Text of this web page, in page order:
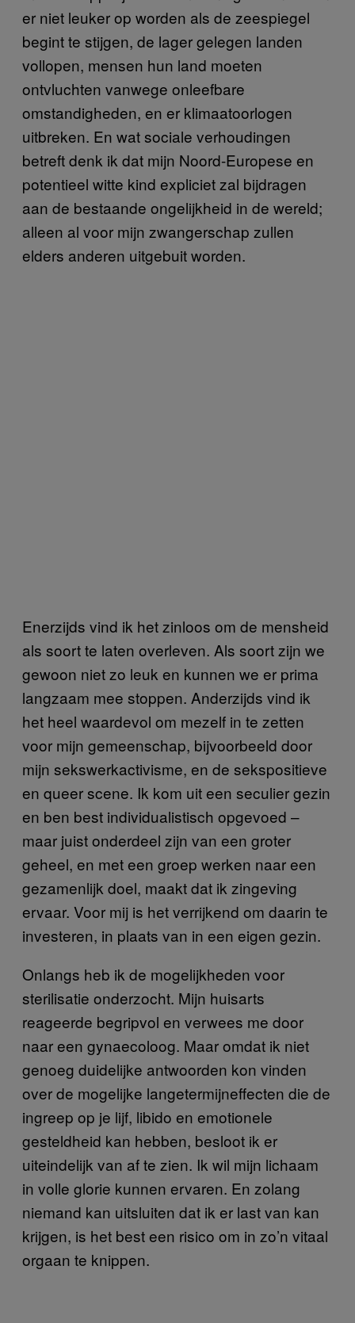
er niet leuker op worden als de zeespiegel
begint te stijgen, de lager gelegen landen
vollopen, mensen hun land moeten
ontvluchten vanwege onleefbare
omstandigheden, en er klimaatoorlogen
uitbreken. En wat sociale verhoudingen
betreft denk ik dat mijn Noord-Europese en
potentieel witte kind expliciet zal bijdragen
aan de bestaande ongelijkheid in de wereld;
alleen al voor mijn zwangerschap zullen
elders anderen uitgebuit worden.
Enerzijds vind ik het zinloos om de mensheid
als soort te laten overleven. Als soort zijn we
gewoon niet zo leuk en kunnen we er prima
langzaam mee stoppen. Anderzijds vind ik
het heel waardevol om mezelf in te zetten
voor mijn gemeenschap, bijvoorbeeld door
mijn sekswerkactivisme, en de sekspositieve
en queer scene. Ik kom uit een seculier gezin
en ben best individualistisch opgevoed –
maar juist onderdeel zijn van een groter
geheel, en met een groep werken naar een
gezamenlijk doel, maakt dat ik zingeving
ervaar. Voor mij is het verrijkend om daarin te
investeren, in plaats van in een eigen gezin.
Onlangs heb ik de mogelijkheden voor
sterilisatie onderzocht. Mijn huisarts
reageerde begripvol en verwees me door
naar een gynaecoloog. Maar omdat ik niet
genoeg duidelijke antwoorden kon vinden
over de mogelijke langetermijneffecten die de
ingreep op je lijf, libido en emotionele
gesteldheid kan hebben, besloot ik er
uiteindelijk van af te zien. Ik wil mijn lichaam
in volle glorie kunnen ervaren. En zolang
niemand kan uitsluiten dat ik er last van kan
krijgen, is het best een risico om in zo’n vitaal
orgaan te knippen.